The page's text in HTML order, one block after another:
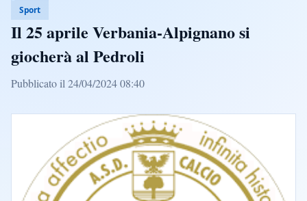
Sport
Il 25 aprile Verbania-Alpignano si
giocherà al Pedroli
Pubblicato il 24/04/2024 08:40